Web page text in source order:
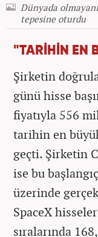
Dünyada
tepesine oturdu
"TARİHİN EN
Şirketin
günü hisse
fiyatıyla 556
tarihin en
geçti. Şirketin
ise bu
üzerinde
SpaceX
sıralarında